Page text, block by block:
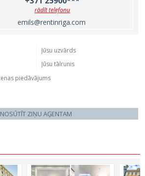
rādīt telefonu
emils@rentinriga.com
NOSŪTĪT ZIŅU AĢENTAM